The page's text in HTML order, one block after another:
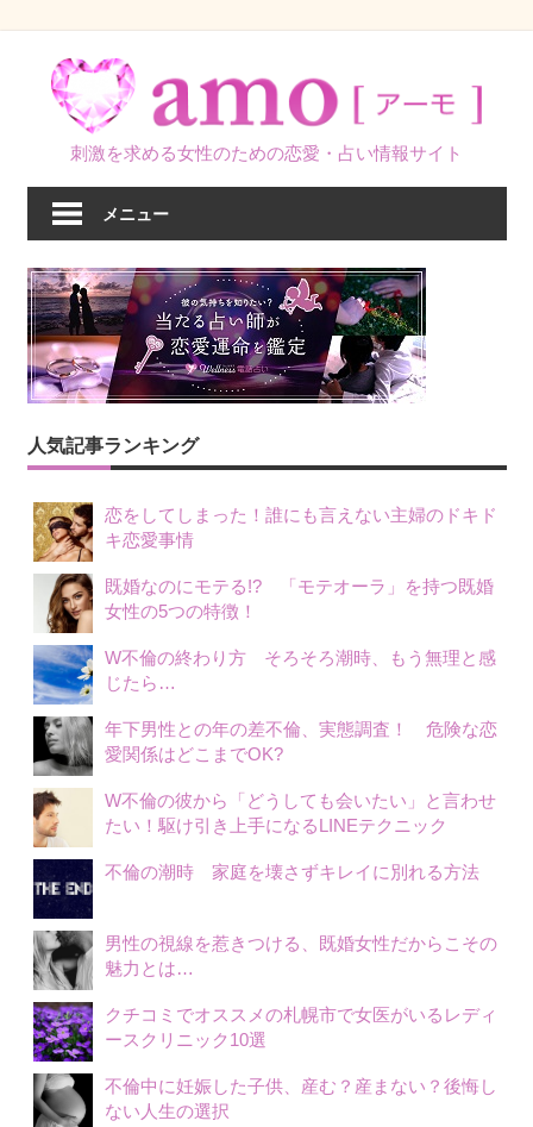
刺激を求める女性のための恋愛・占い情報サイト
メニュー
人気記事ランキング
恋をしてしまった！誰にも言えない主婦のドキド
キ恋愛事情
既婚なのにモテる!? 「モテオーラ」を持つ既婚
女性の5つの特徴！
W不倫の終わり方 そろそろ潮時、もう無理と感
じたら…
年下男性との年の差不倫、実態調査！ 危険な恋
愛関係はどこまでOK?
W不倫の彼から「どうしても会いたい」と言わせ
たい！駆け引き上手になるLINEテクニック
不倫の潮時 家庭を壊さずキレイに別れる方法
男性の視線を惹きつける、既婚女性だからこその
魅力とは…
クチコミでオススメの札幌市で女医がいるレディ
ースクリニック10選
不倫中に妊娠した子供、産む？産まない？後悔し
ない人生の選択